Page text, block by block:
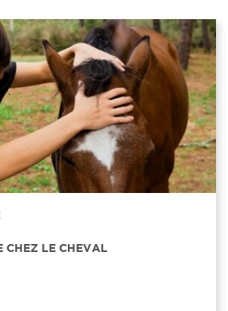
CHEZ LE CHEVAL